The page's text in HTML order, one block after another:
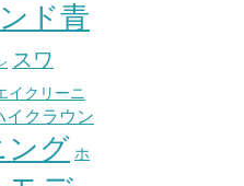
ド青
スワ
イクリーニ
イクラウン
ング ホ